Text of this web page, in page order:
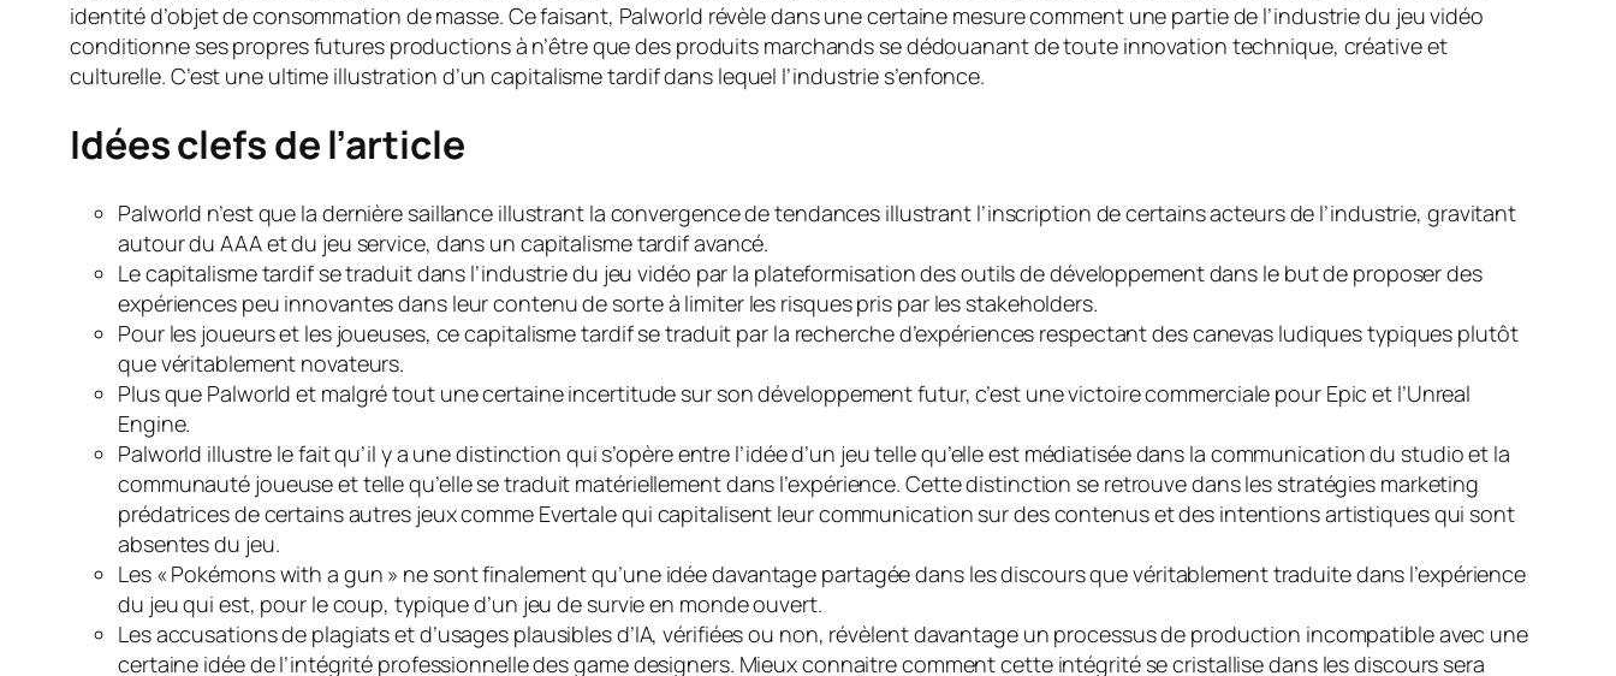
identité d’objet de consommation de masse. Ce faisant, Palworld révèle dans une certaine mesure comment une partie de l’industrie du jeu vidéo
conditionne ses propres futures productions à n’être que des produits marchands se dédouanant de toute innovation technique, créative et
culturelle. C’est une ultime illustration d’un capitalisme tardif dans lequel l’industrie s’enfonce.
Idées clefs de l’article
Palworld n’est que la dernière saillance illustrant la convergence de tendances illustrant l’inscription de certains acteurs de l’industrie, gravitant
autour du AAA et du jeu service, dans un capitalisme tardif avancé.
Le capitalisme tardif se traduit dans l’industrie du jeu vidéo par la plateformisation des outils de développement dans le but de proposer des
expériences peu innovantes dans leur contenu de sorte à limiter les risques pris par les stakeholders.
Pour les joueurs et les joueuses, ce capitalisme tardif se traduit par la recherche d’expériences respectant des canevas ludiques typiques plutôt
que véritablement novateurs.
Plus que Palworld et malgré tout une certaine incertitude sur son développement futur, c’est une victoire commerciale pour Epic et l’Unreal
Engine.
Palworld illustre le fait qu’il y a une distinction qui s’opère entre l’idée d’un jeu telle qu’elle est médiatisée dans la communication du studio et la
communauté joueuse et telle qu’elle se traduit matériellement dans l’expérience. Cette distinction se retrouve dans les stratégies marketing
prédatrices de certains autres jeux comme Evertalequi capitalisent leur communication sur des contenus et des intentions artistiques qui sont
absentes du jeu.
Les « Pokémons with a gun » ne sont finalement qu’une idée davantage partagée dans les discours que véritablement traduite dans l’expérience
du jeu qui est, pour le coup, typique d’un jeu de survie en monde ouvert.
Les accusations de plagiats et d’usages plausibles d’IA, vérifiées ou non, révèlent davantage un processus de production incompatible avec une
certaine idée de l’intégrité professionnelle desgame designers. Mieux connaitre comment cette intégrité se cristallise dans les discours sera